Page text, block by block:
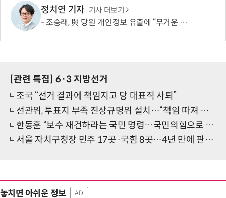
정치연 기자 기사 더보기
조승래, 與 당원 개인정보 유출에 “무거운 책임 통감…쇄신 협조할 것”
[관련 특집] 6·3 지방선거
조국 “선거 결과에 책임지고 당 대표직 사퇴”
선관위, 투표지 부족 진상규명위 설치…“책임 따져 결과 밝히겠다”
한동훈 “보수 재건하라는 국민 명령…국민의힘으로 돌아갈 것”
서울 자치구청장 민주 17곳·국힘 8곳…4년 만에 판세 정반대로
놓치면 아쉬운 정보 AD